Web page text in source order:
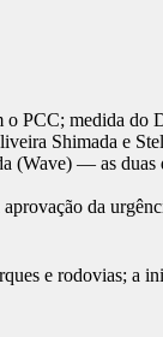
medida do
Shimada e
— as
da
e rodovias; a